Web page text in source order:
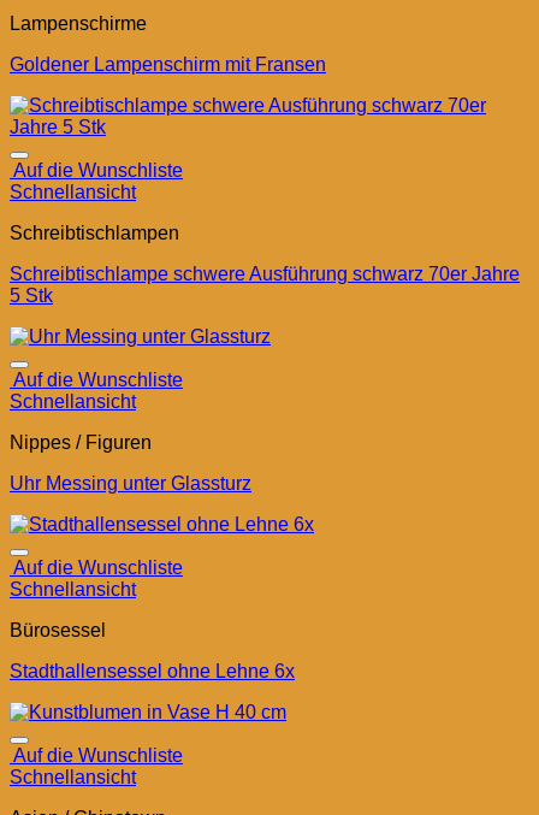
Lampenschirme
Goldener Lampenschirm mit Fransen
Auf die Wunschliste
Schnellansicht
Schreibtischlampen
Schreibtischlampe schwere Ausführung schwarz 70er Jahre
5 Stk
Auf die Wunschliste
Schnellansicht
Nippes / Figuren
Uhr Messing unter Glassturz
Auf die Wunschliste
Schnellansicht
Bürosessel
Stadthallensessel ohne Lehne 6x
Auf die Wunschliste
Schnellansicht